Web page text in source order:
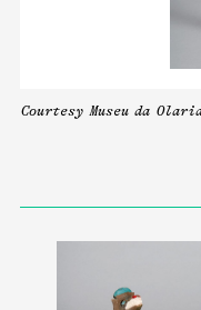
Courtesy Museu da